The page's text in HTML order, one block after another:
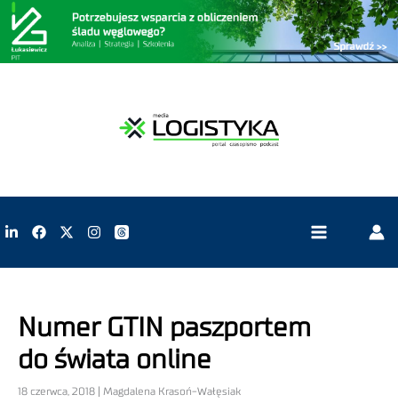
Numer GTIN paszportem
do świata online
18 czerwca, 2018 | Magdalena Krasoń-Wałęsiak